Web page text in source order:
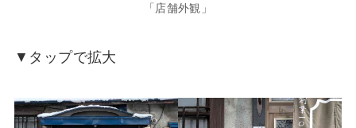
「店舗外観」
▼タップで拡大